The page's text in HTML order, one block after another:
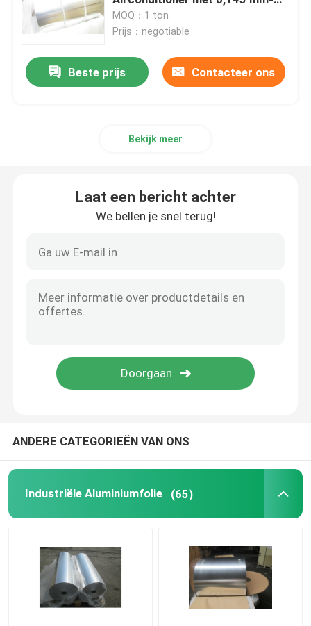
Vraag een offerte
Industriële Aluminiumfolie
aluminiumstrip
De Voorraad van de aluminiumvin
Kleur gecoat aluminium spoel
Aluminium Bekleed Solderend Blad
dikte
MOQ：1 ton
Prijs：negotiable
Beste prijs Contacteer ons
Bekijk meer
Laat een bericht achter
We bellen je snel terug!
ANDERE CATEGORIEËN VAN ONS
Industriële Aluminiumfolie (65)